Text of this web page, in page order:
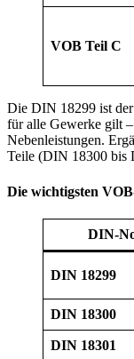
VOB Teil C
Die DIN 18299 ist
für alle Gewerke gilt
Nebenleistungen.
Teile (DIN 18300 bis
Die wichtigsten
DIN-
DIN 18299
DIN 18300
DIN 18301